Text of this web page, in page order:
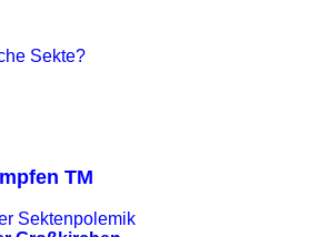
Sekte?
TM
Sektenpolemik